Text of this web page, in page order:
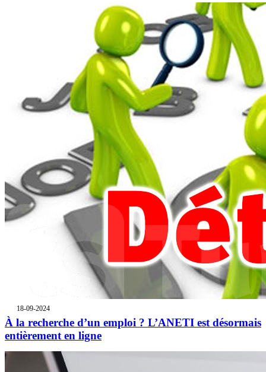
18-09-2024
À la recherche d’un emploi ? L’ANETI est désormais
entièrement en ligne